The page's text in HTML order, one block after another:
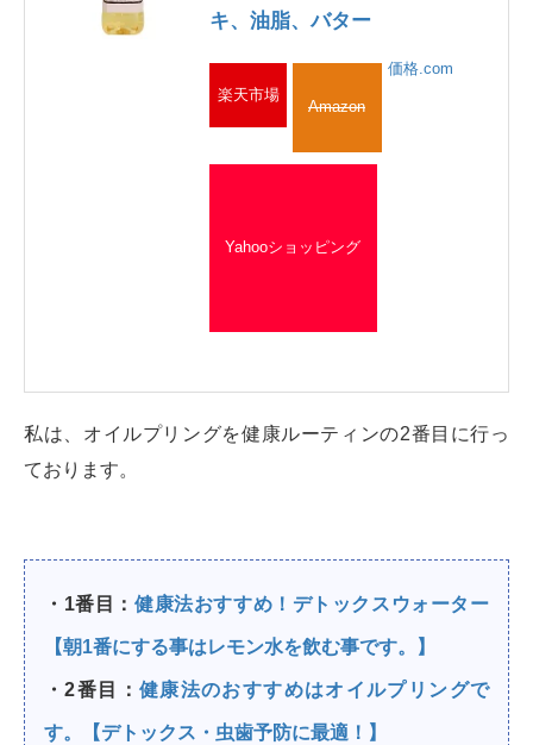
キ、油脂、バター
楽天市場
Amazon
Yahooショッピング
価格.com
私は、オイルプリングを健康ルーティンの2番目に行っ
ております。
・1番目： 健康法おすすめ！デトックスウォーター
【朝1番にする事はレモン水を飲む事です。】
・2番目： 健康法のおすすめはオイルプリングで
す。【デトックス・虫歯予防に最適！】